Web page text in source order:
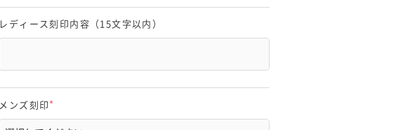
レディース刻印内容（15文字以内）
メンズ刻印